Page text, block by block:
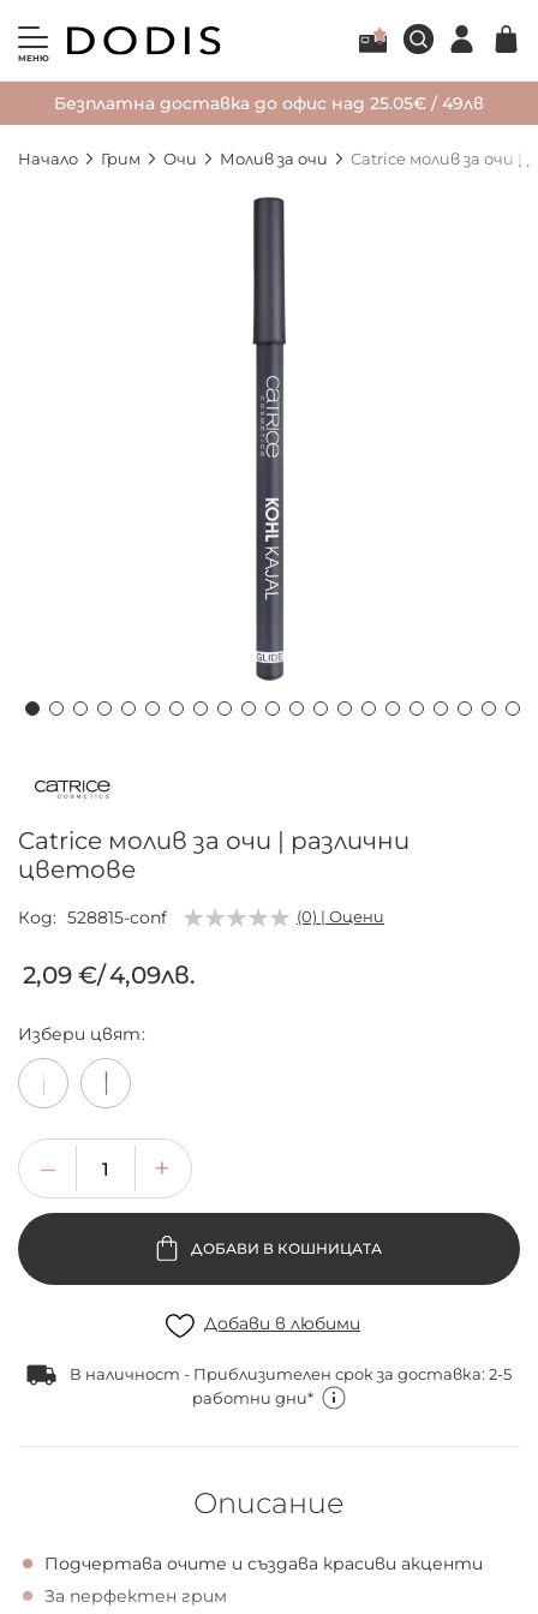
МЕНЮ
Безплатна доставка до офис над 25.05€ / 49лв
Начало Грим Очи Молив за очи Catrice молив за очи |
началото
галерия
със
снимки
Catrice молив за очи | различни
цветове
Код 528815-conf (0) | Оцени
2,09 €/4,09лв.
Избери цвят
ДОБАВИ В КОШНИЦАТА
Добави в любими
В наличност - Приблизителен срок за доставка: 2-5
работни дни*
Описание
Подчертава очите и създава красиви акценти
За перфектен грим